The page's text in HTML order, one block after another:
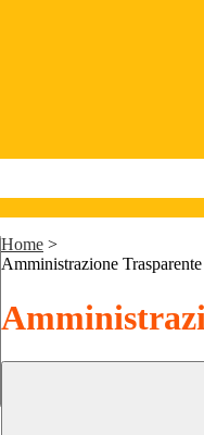
Home >
Amministrazione Trasparente